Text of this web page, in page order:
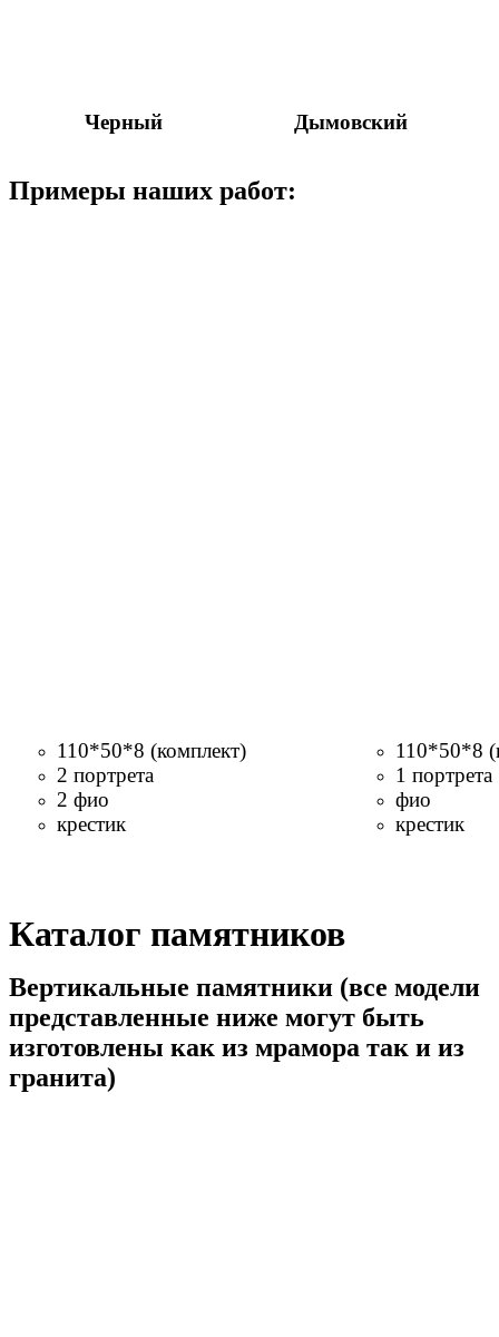
Черный Дымовский
Примеры наших работ:
110*50*8 (комплект)
2 портрета
2 фио
крестик
110*50*8
1 портрета
фио
крестик
Каталог памятников
Вертикальные памятники (все модели
представленные ниже могут быть
изготовлены как из мрамора так и из
гранита)